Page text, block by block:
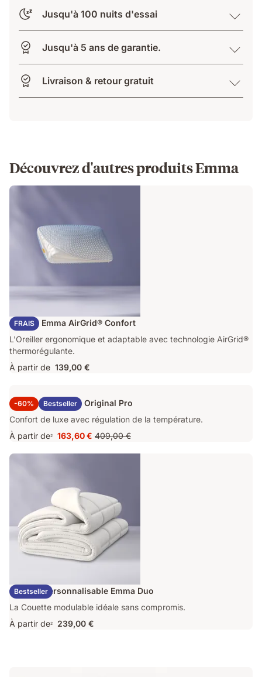
Jusqu'à 100 nuits d'essai
Jusqu'à 5 ans de garantie.
Livraison & retour gratuit
Découvrez d'autres produits Emma
FRAIS
Oreiller Emma AirGrid® Confort
L'Oreiller ergonomique et adaptable avec technologie AirGrid®
thermorégulante.
À partir de 139,00 €
-60% Bestseller
Surmatelas Emma Original Pro
Confort de luxe avec régulation de la température.
À partir de2
Prix
163,60 €
163,60 € Prix
d'origine
409,00 €
Bestseller
Couette Personnalisable Emma Duo
La Couette modulable idéale sans compromis.
À partir de2 239,00 €